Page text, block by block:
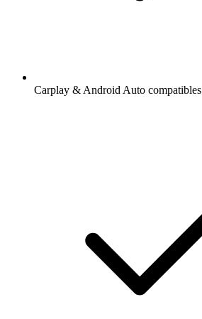
Carplay & Android Auto compatibles